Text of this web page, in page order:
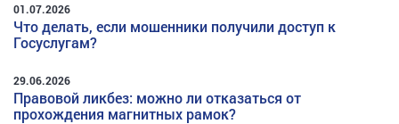
01.07.2026
Что делать, если мошенники получили доступ к
Госуслугам?
29.06.2026
Правовой ликбез: можно ли отказаться от
прохождения магнитных рамок?